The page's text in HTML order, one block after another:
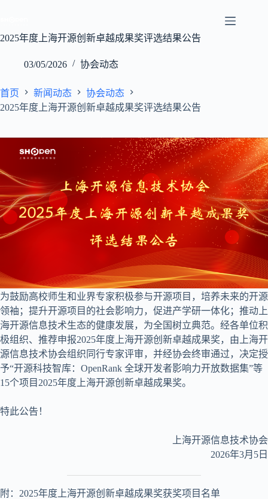
内
2025年度上海开源创新卓越成果奖评选结果公告
03/05/2026 协会动态
首页 新闻动态
协会动态
2025年度上海开源创新卓越成果奖评选结果公告
为鼓励高校师生和业界专家积极参与开源项目，培养未来的开源
领袖；提升开源项目的社会影响力，促进产学研一体化；推动上
海开源信息技术生态的健康发展，为全国树立典范。经各单位积
极组织、推荐申报2025年度上海开源创新卓越成果奖，由上海开
源信息技术协会组织同行专家评审，并经协会终审通过，决定授
予“开源科技智库：OpenRank 全球开发者影响力开放数据集”等
15个项目2025年度上海开源创新卓越成果奖。
特此公告！
上海开源信息技术协会
2026年3月5日
附：2025年度上海开源创新卓越成果奖获奖项目名单